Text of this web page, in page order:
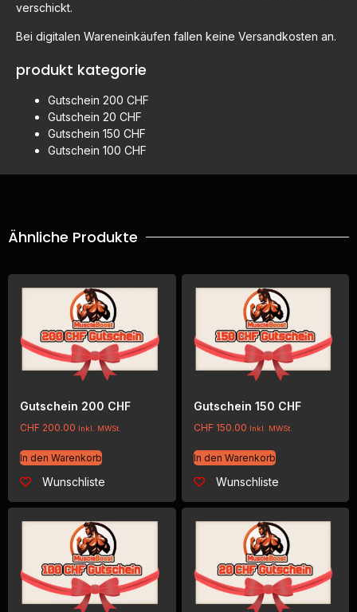
verschickt.
Bei digitalen Wareneinkäufen fallen keine Versandkosten an.
produkt kategorie
Gutschein 200 CHF
Gutschein 20 CHF
Gutschein 150 CHF
Gutschein 100 CHF
Ähnliche Produkte
Gutschein 200 CHF
CHF 200.00 Inkl. MWSt.
In den Warenkorb
Wunschliste
Gutschein 150 CHF
CHF 150.00 Inkl. MWSt.
In den Warenkorb
Wunschliste